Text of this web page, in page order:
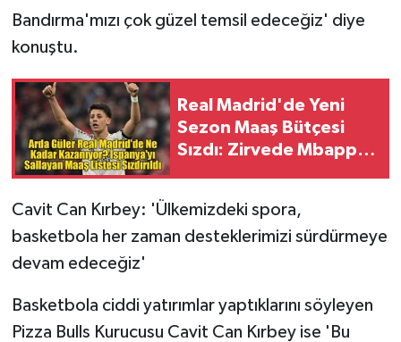
Bandırma'mızı çok güzel temsil edeceğiz' diye
konuştu.
Real Madrid'de Yeni
Sezon Maaş Bütçesi
Sızdı: Zirvede Mbappe,
Cavit Can Kırbey: 'Ülkemizdeki spora,
basketbola her zaman desteklerimizi sürdürmeye
devam edeceğiz'
Basketbola ciddi yatırımlar yaptıklarını söyleyen
Pizza Bulls Kurucusu Cavit Can Kırbey ise 'Bu